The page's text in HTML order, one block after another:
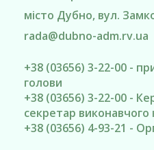
місто Дубно, вул.
rada@dubno-adm.rv.ua
+38 (03656) 3-22-00 -
голови
+38 (03656) 3-22-00 -
секретар виконавчого
+38 (03656) 4-93-21 -